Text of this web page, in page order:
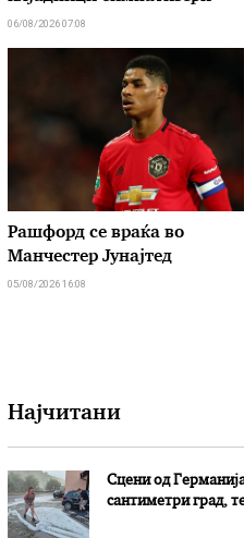
06/08/2026 07:08
Рашфорд се враќа во
Манчестер Јунајтед
05/08/2026 16:08
Најчитани
Сцени од
сантиметри град,